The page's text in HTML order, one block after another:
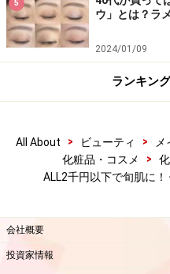
ファシオ BB クリーム ウ
水・皮脂にもくずれない
ーション＋コンシーラー
クにも。高い紫外線防止
ストレスフリーな塗り心
【夏目さんのコメント】
5
ウ」とは？ラ
2024/01/09
ランキン
All About > ビューティ > メ
化粧品・コスメ
>
ALL2千円以下で旬肌に
会社概要
投資家情報